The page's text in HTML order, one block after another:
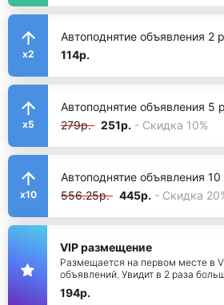
x2
Автоподнятие объявления 2
114р.
x5
Автоподнятие объявления 5
279р. 251р. - Скидка 10%
x10
Автоподнятие объявления 10
556.25р. 445р. - Скидка
VIP размещение
Размещается на первом месте в
объявлений. Увидит в 2 раза
194р.